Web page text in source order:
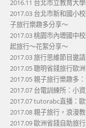
2016.11 台北市立教育大
2017.03 台北市新和國小
子旅行樂趣多分享～
2017.03 桃園市內壢國中
起旅行～花絮分享～
2017.03 旅行思維節目邀
2017.05 聰明省錢旅行歐
2017.05 親子旅行樂趣多
2017.07 台電訓練所：小
2017.07 tutorabc直播：
2017.08 親子旅行，浪漫
2017.09 歐洲省錢自助旅